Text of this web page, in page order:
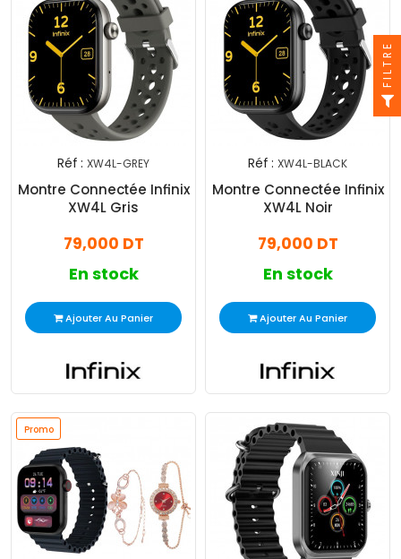
Réf : XW4L-GREY
Montre Connectée Infinix
XW4L Gris
79,000 DT
En stock
Ajouter Au Panier
Réf : XW4L-BLACK
Montre Connectée Infinix
XW4L Noir
79,000 DT
En stock
Ajouter Au Panier
Promo
FILTRE